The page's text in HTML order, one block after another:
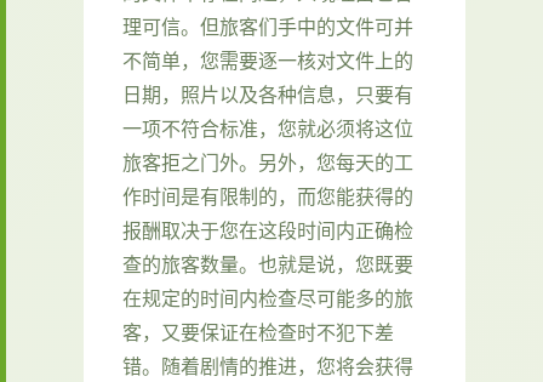
理可信。但旅客们手中的文件可并
不简单，您需要逐一核对文件上的
日期，照片以及各种信息，只要有
一项不符合标准，您就必须将这位
旅客拒之门外。另外，您每天的工
作时间是有限制的，而您能获得的
报酬取决于您在这段时间内正确检
查的旅客数量。也就是说，您既要
在规定的时间内检查尽可能多的旅
客，又要保证在检查时不犯下差
错。随着剧情的推进，您将会获得